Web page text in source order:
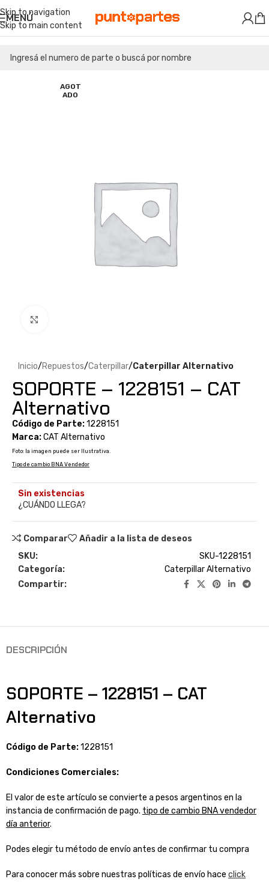
Skip to navigation
Skip to main content
MENÚ
AGOT
ADO
Inicio Repuestos Caterpillar Caterpillar Alternativo
SOPORTE – 1228151 – CAT
Alternativo
Código de Parte:1228151
Marca:CAT Alternativo
Foto: la imagen puede ser Ilustrativa.
Tipo de cambio BNA Vendedor
Sin existencias
¿CUÁNDO LLEGA?
Comparar
Añadir a la lista de deseos
SKU:
SKU-1228151
Categoría:
Caterpillar Alternativo
Compartir:
DESCRIPCIÓN
SOPORTE – 1228151 – CAT
Alternativo
Código de Parte:1228151
Condiciones Comerciales:
El valor de este artículo se convierte a pesos argentinos en la
instancia de confirmación de pago. tipo de cambio BNA vendedor
día anterior.
Podes elegir tu método de envío antes de confirmar tu compra
Para conocer más sobre nuestras políticas de envío hace click